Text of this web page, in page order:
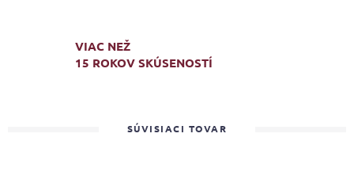
VIAC NEŽ
15 ROKOV SKÚSENOSTÍ
SÚVISIACI TOVAR